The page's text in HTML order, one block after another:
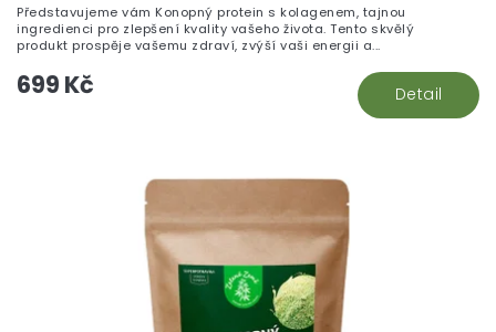
699 Kč Detail
Představujeme vám Konopný protein s kolagenem, tajnou
ingredienci pro zlepšení kvality vašeho života. Tento skvělý
produkt prospěje vašemu zdraví, zvýší vaši energii a...